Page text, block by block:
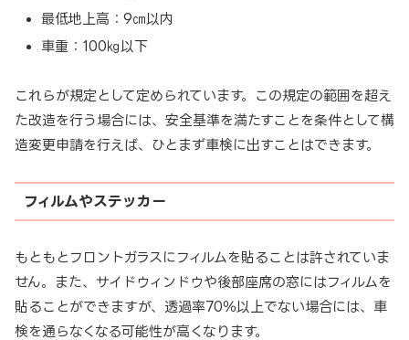
最低地上高：9㎝以内
車重：100㎏以下
これらが規定として定められています。この規定の範囲を超え
た改造を行う場合には、安全基準を満たすことを条件として構
造変更申請を行えば、ひとまず車検に出すことはできます。
フィルムやステッカー
もともとフロントガラスにフィルムを貼ることは許されていま
せん。また、サイドウィンドウや後部座席の窓にはフィルムを
貼ることができますが、透過率70％以上でない場合には、車
検を通らなくなる可能性が高くなります。